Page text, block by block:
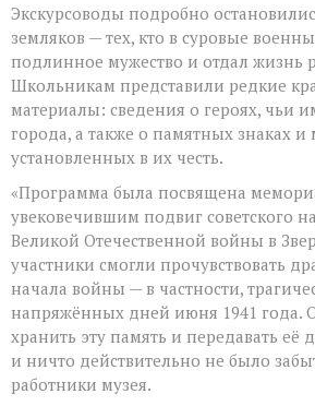
Экскурсоводы подробно
земляков — тех, кто в суровые
подлинное мужество и отдал жизнь
Школьникам представили редкие
материалы: сведения о героях, чьи
города, а также о памятных знаках и
установленных в их честь.
«Программа была посвящена
увековечившим подвиг советского
Великой Отечественной войны в
участники смогли прочувствовать
начала войны — в частности,
напряжённых дней июня 1941 года.
хранить эту память и передавать её
и ничто действительно не было
работники музея.